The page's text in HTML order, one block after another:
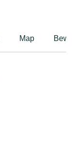
Map